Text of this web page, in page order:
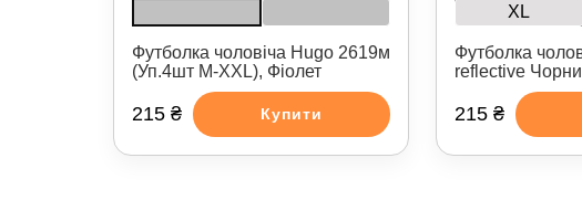
Футболка чоловіча Hugo 2619м
(Уп.4шт M-XXL), Фіолет
215 ₴ Купити
XL
Футболка
reflective
215 ₴